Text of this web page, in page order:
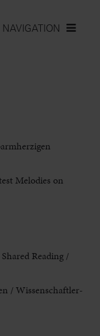
NAVIGATION
Melodies on
Reading /
/ Wissenschaftler­